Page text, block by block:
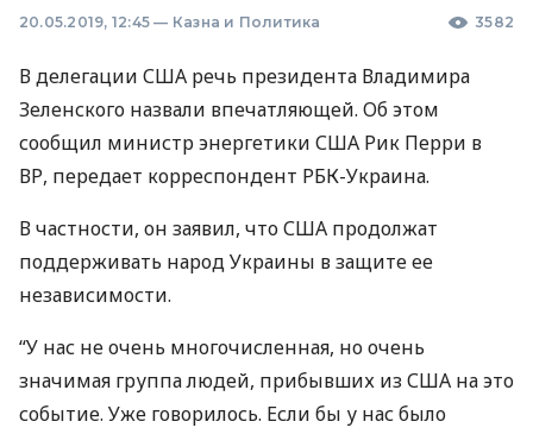
20.05.2019, 12:45 — Казна и Политика 3582
В делегации США речь президента Владимира
Зеленского назвали впечатляющей. Об этом
сообщил министр энергетики США Рик Перри в
ВР, передает корреспондент РБК-Украина.
В частности, он заявил, чтоСША продолжат
поддерживать народ Украины в защите ее
независимости.
“У нас не очень многочисленная, но очень
значимая группа людей, прибывших из США на это
событие. Уже говорилось. Если бы у нас было